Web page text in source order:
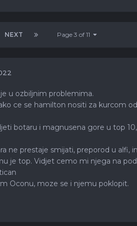
NEXT Page 3 of 11
u ozbiljnim problemima.
ce se hamilton nositi za kurcom
botaru i magnusena gore u top
ne prestaje smijati, preporod u alfi,
je top. Vidjet cemo mi njega na
Oconu, moze se i njemu poklopit.